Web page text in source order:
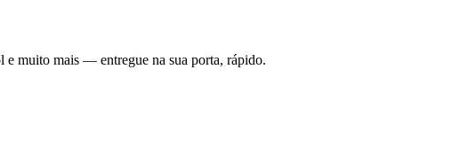
e muito mais — entregue na sua porta, rápido.